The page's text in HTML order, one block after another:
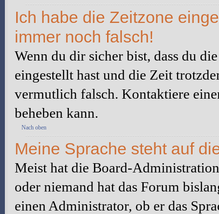
Ich habe die Zeitzone
immer noch falsch!
Wenn du dir sicher bist, dass du
eingestellt hast und die Zeit
vermutlich falsch. Kontaktiere
beheben kann.
Nach oben
Meine Sprache steht auf
Meist hat die Board-
oder niemand hat das Forum
einen Administrator, ob er das